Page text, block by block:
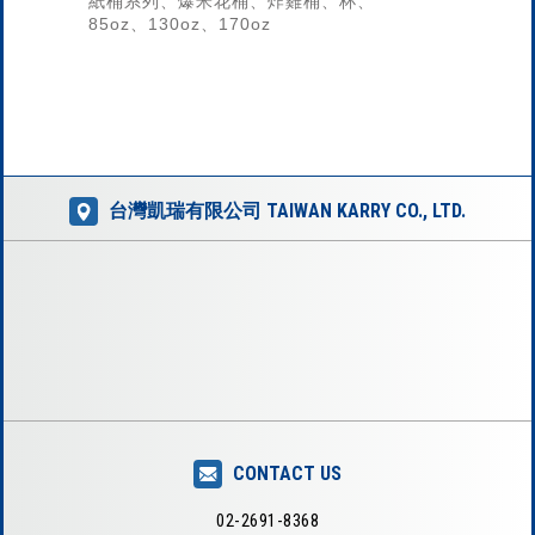
85oz、130oz、170oz
台灣凱瑞有限公司 TAIWAN KARRY CO., LTD.
CONTACT US
02-2691-8368